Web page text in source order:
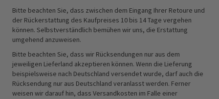
Bitte beachten Sie, dass zwischen dem Eingang Ihrer Retoure und
der Rückerstattung des Kaufpreises 10 bis 14 Tage vergehen
können. Selbstverständlich bemühen wir uns, die Erstattung
umgehend anzuweisen.
Bitte beachten Sie, dass wir Rücksendungen nur aus dem
jeweiligen Lieferland akzeptieren können. Wenn die Lieferung
beispielsweise nach Deutschland versendet wurde, darf auch die
Rücksendung nur aus Deutschland veranlasst werden. Ferner
weisen wir darauf hin, dass Versandkosten im Falle einer